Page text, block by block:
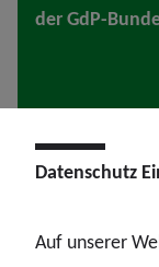
der GdP-
Viele Menschen
Datenschutz
Auf unserer